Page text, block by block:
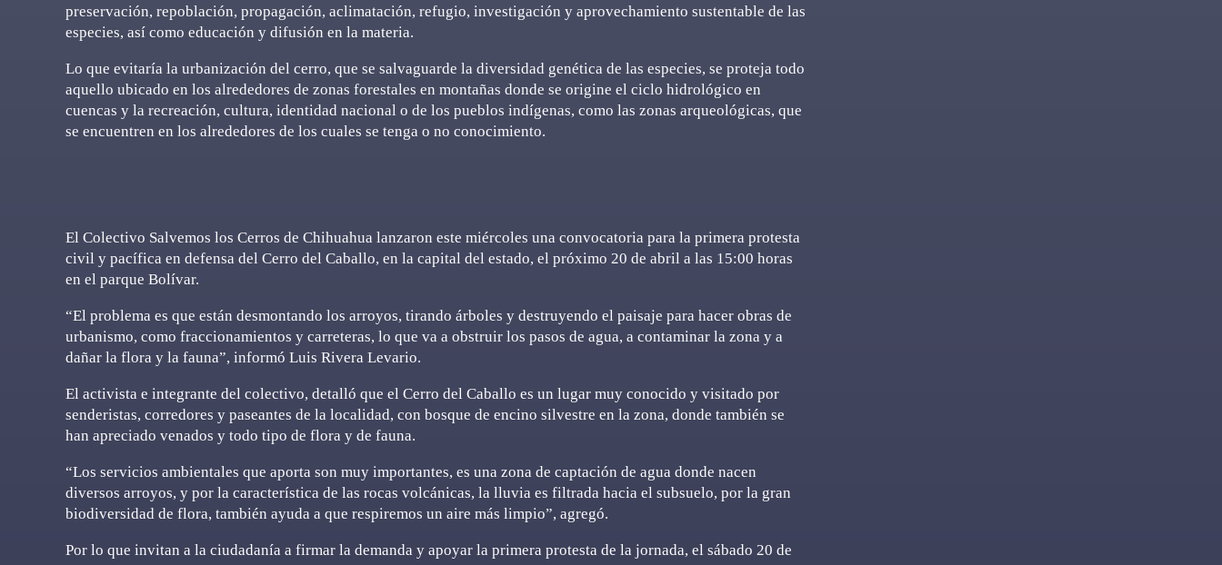
preservación, repoblación, propagación, aclimatación, refugio, investigación y aprovechamiento sustentable de las
especies, así como educación y difusión en la materia.
Lo que evitaría la urbanización del cerro, que se salvaguarde la diversidad genética de las especies, se proteja todo
aquello ubicado en los alrededores de zonas forestales en montañas donde se origine el ciclo hidrológico en
cuencas y la recreación, cultura, identidad nacional o de los pueblos indígenas, como las zonas arqueológicas, que
se encuentren en los alrededores de los cuales se tenga o no conocimiento.
El Colectivo Salvemos los Cerros de Chihuahua lanzaron este miércoles una convocatoria para la primera protesta
civil y pacífica en defensa del Cerro del Caballo, en la capital del estado, el próximo 20 de abril a las 15:00 horas
en el parque Bolívar.
“El problema es que están desmontando los arroyos, tirando árboles y destruyendo el paisaje para hacer obras de
urbanismo, como fraccionamientos y carreteras, lo que va a obstruir los pasos de agua, a contaminar la zona y a
dañar la flora y la fauna”, informó Luis Rivera Levario.
El activista e integrante del colectivo, detalló que el Cerro del Caballo es un lugar muy conocido y visitado por
senderistas, corredores y paseantes de la localidad, con bosque de encino silvestre en la zona, donde también se
han apreciado venados y todo tipo de flora y de fauna.
“Los servicios ambientales que aporta son muy importantes, es una zona de captación de agua donde nacen
diversos arroyos, y por la característica de las rocas volcánicas, la lluvia es filtrada hacia el subsuelo, por la gran
biodiversidad de flora, también ayuda a que respiremos un aire más limpio”, agregó.
Por lo que invitan a la ciudadanía a firmar la demanda y apoyar la primera protesta de la jornada, el sábado 20 de